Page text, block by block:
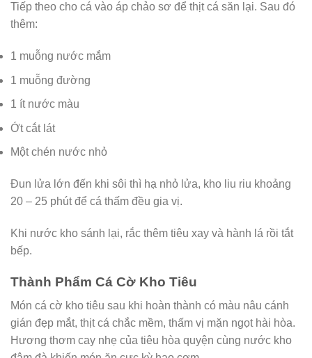
Tiếp theo cho cá vào áp chảo sơ để thịt cá săn lại. Sau đó
thêm:
1 muỗng nước mắm
1 muỗng đường
1 ít nước màu
Ớt cắt lát
Một chén nước nhỏ
Đun lửa lớn đến khi sôi thì hạ nhỏ lửa, kho liu riu khoảng
20 – 25 phút để cá thấm đều gia vị.
Khi nước kho sánh lại, rắc thêm tiêu xay và hành lá rồi tắt
bếp.
Thành Phẩm Cá Cờ Kho Tiêu
Món cá cờ kho tiêu sau khi hoàn thành có màu nâu cánh
gián đẹp mắt, thịt cá chắc mềm, thấm vị mặn ngọt hài hòa.
Hương thơm cay nhẹ của tiêu hòa quyện cùng nước kho